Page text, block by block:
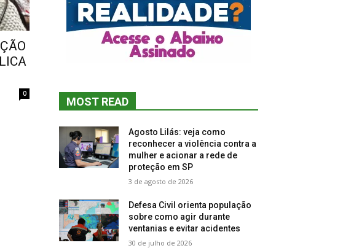
0
MOST READ
Agosto Lilás: veja como
reconhecer a violência contra a
mulher e acionar a rede de
proteção em SP
3 de agosto de 2026
Defesa Civil orienta população
sobre como agir durante
ventanias e evitar acidentes
30 de julho de 2026